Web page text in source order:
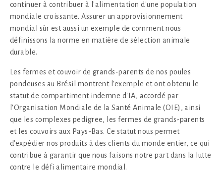
continuer à contribuer à l'alimentation d'une population
mondiale croissante. Assurer un approvisionnement
mondial sûr est aussi un exemple de comment nous
définissons la norme en matière de sélection animale
durable.
Les fermes et couvoir de grands-parents de nos poules
pondeuses au Brésil montrent l'exemple et ont obtenu le
statut de compartiment indemne d'IA, accordé par
l'Organisation Mondiale de la Santé Animale (OIE), ainsi
que les complexes pedigree, les fermes de grands-parents
et les couvoirs aux Pays-Bas. Ce statut nous permet
d'expédier nos produits à des clients du monde entier, ce qui
contribue à garantir que nous faisons notre part dans la lutte
contre le défi alimentaire mondial.